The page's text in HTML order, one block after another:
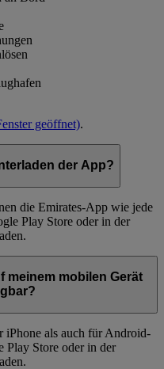
geöffnet).
der App?
die Emirates-App wie jede
Play Store oder in der
meinem mobilen Gerät
iPhone als auch für Android-
Play Store oder in der